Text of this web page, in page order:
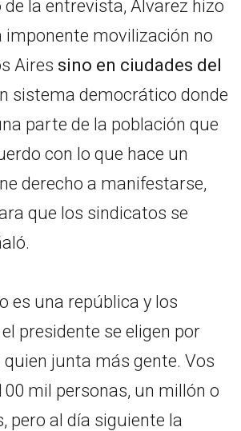
la entrevista, Álvarez hizo
imponente movilización no
Aires sino en ciudades del
sistema democrático donde
parte de la población que
con lo que hace un
derecho a manifestarse,
que los sindicatos se
es una república y los
presidente se eligen por
quien junta más gente. Vos
mil personas, un millón o
pero al día siguiente la